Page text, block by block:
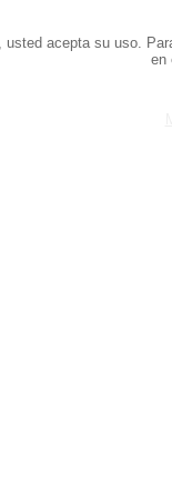
acepta su uso.
en